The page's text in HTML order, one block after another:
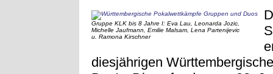
Gruppe KLK bis 8 Jahre I: Eva Lau, Leonarda Jozic,
Michelle Jaufmann, Emilie Malsam, Lena Partenijevic
u. Ramona Kirschner
diesjährigen